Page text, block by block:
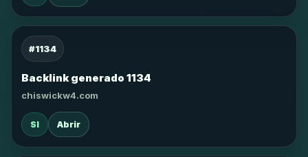
#1134
Backlink generado 1134
chiswickw4.com
SI Abrir